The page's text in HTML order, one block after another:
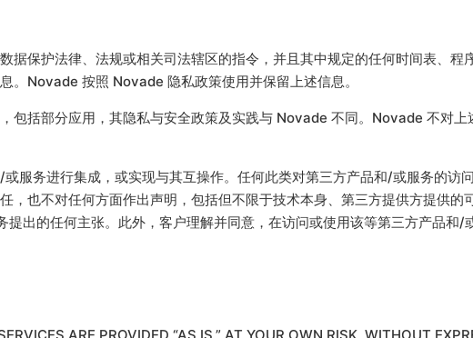
据保护法律、法规或相关司法辖区的指令，并且其中规定的任何时间表、程
。Novade 按照 Novade 隐私政策使用并保留上述信息。
包括部分应用，其隐私与安全政策及实践与 Novade 不同。Novade 不对上
服务进行集成，或实现与其互操作。任何此类对第三方产品和/或服务的访
，也不对任何方面作出声明，包括但不限于技术本身、第三方提供方提供的
出的任何主张。此外，客户理解并同意，在访问或使用该等第三方产品和/